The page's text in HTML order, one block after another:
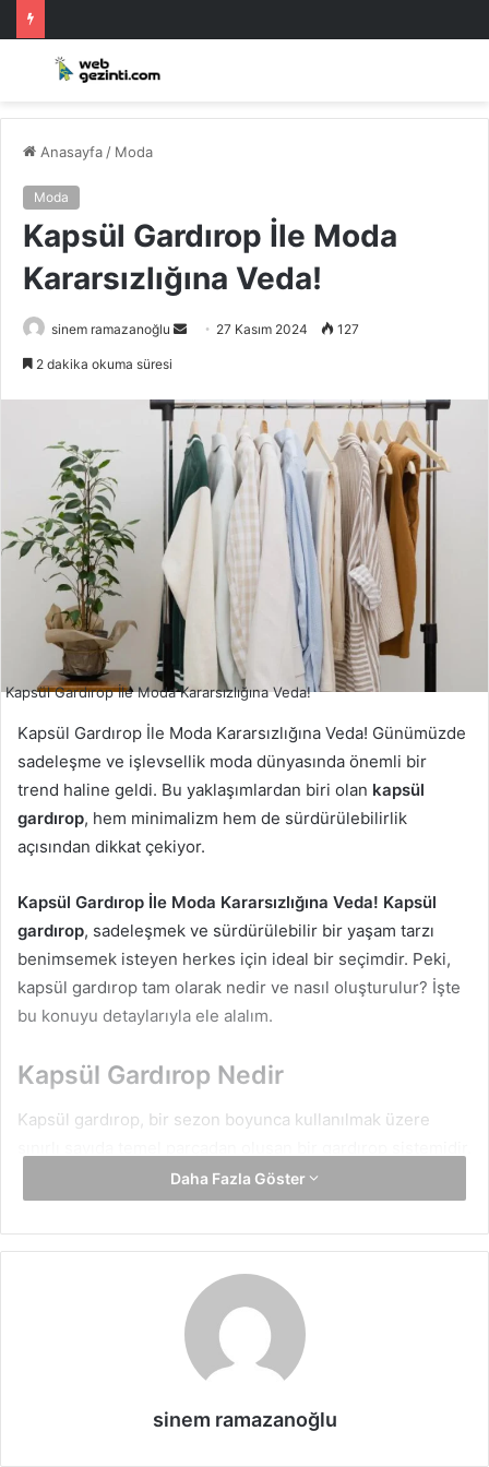
Anasayfa / Moda
Moda
Kapsül Gardırop İle Moda
Kararsızlığına Veda!
sinem ramazanoğlu
Bir
göndermek
27 Kasım 2024 127
2 dakika okuma süresi
Kapsül Gardırop İle Moda Kararsızlığına Veda!
Kapsül Gardırop İle Moda Kararsızlığına Veda! Günümüzde
sadeleşme ve işlevsellik moda dünyasında önemli bir
trend haline geldi. Bu yaklaşımlardan biri olan kapsül
gardırop, hem minimalizm hem de sürdürülebilirlik
açısından dikkat çekiyor.
Kapsül Gardırop İle Moda Kararsızlığına Veda! Kapsül
gardırop, sadeleşmek ve sürdürülebilir bir yaşam tarzı
benimsemek isteyen herkes için ideal bir seçimdir. Peki,
kapsül gardırop tam olarak nedir ve nasıl oluşturulur? İşte
bu konuyu detaylarıyla ele alalım.
Kapsül Gardırop Nedir
Kapsül gardırop, bir sezon boyunca kullanılmak üzere
Genellikle 30 ila 50 arasında parçadan oluşur ve bu
parçalar birbiriyle kolayca kombinlenebilir. Amaç, sahip
olduğunuz kıyafet sayısını azaltırken, her biri işlevsel ve
Bu yaklaşım, 1970’lerde Londra’da butik sahibi Susie Faux
tarafından ortaya atılmış ve 1980’lerde Donna Karan’ın
kazanmıştır. Günümüzde kapsül gardırop, hem zamandan
Daha Fazla Göster
sinem ramazanoğlu